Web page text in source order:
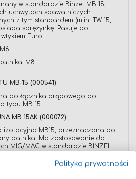
w standardzie Binzel MB 15,
uchwytach spawalniczych
z tym standardem (m.in. TW 15,
sprężynkę. Pasuje do
Euro.
M8
MB-15 (000541)
do łącznika prądowego do
typu MB 15.
MB 15AK (000072)
izolacyjna MB15, przeznaczona do
palnika. Ma zastosowanie do
MIG/MAG w standardzie BINZEL
jak również zapobiega utracie
Polityka prywatności